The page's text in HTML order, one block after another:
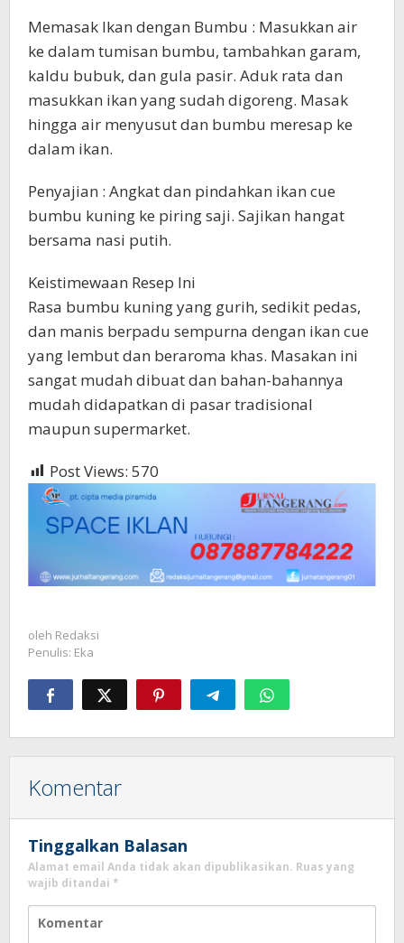
Memasak Ikan dengan Bumbu : Masukkan air
ke dalam tumisan bumbu, tambahkan garam,
kaldu bubuk, dan gula pasir. Aduk rata dan
masukkan ikan yang sudah digoreng. Masak
hingga air menyusut dan bumbu meresap ke
dalam ikan.
Penyajian : Angkat dan pindahkan ikan cue
bumbu kuning ke piring saji. Sajikan hangat
bersama nasi putih.
Keistimewaan Resep Ini
Rasa bumbu kuning yang gurih, sedikit pedas,
dan manis berpadu sempurna dengan ikan cue
yang lembut dan beraroma khas. Masakan ini
sangat mudah dibuat dan bahan-bahannya
mudah didapatkan di pasar tradisional
maupun supermarket.
Post Views: 570
oleh Redaksi
Penulis: Eka
Komentar
Tinggalkan Balasan
Alamat email Anda tidak akan dipublikasikan. Ruas yang
wajib ditandai *